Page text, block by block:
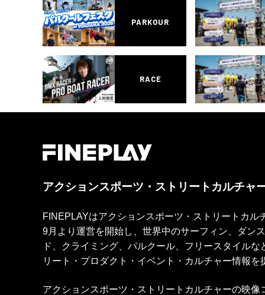
PARKOUR
RACE
アクションスポーツ・ストリートカルチャ
FINEPLAYはアクションスポーツ・ストリートカ
9月より運営を開始し、世界中のサーフィン、ダン
ド、クライミング、パルクール、フリースタイル
リート・プロダクト・イベント・カルチャー情報を
アクションスポーツ・ストリートカルチャーの映